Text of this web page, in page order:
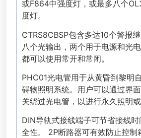
或F864中强度灯，或最多八个
度灯。
CTRS8CBSP包含多达10个警报
八个光输出，两个用于电源和光
都可以使用常开和常闭。
PHC01光电管用于从黄昏到黎明
碍物照明系统。用户可以通过界
关绕过光电管，以进行永久照明或
DIN导轨式接线端子可节省接线
全性。 2P断路器可有效防止控制